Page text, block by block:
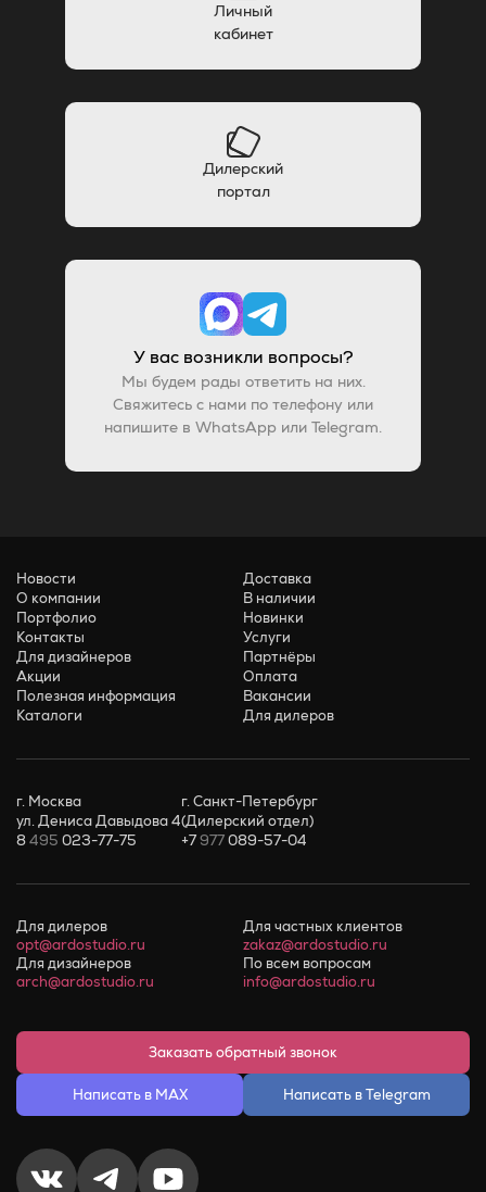
Личный
кабинет
Дилерский
портал
У вас возникли вопросы?
Мы будем рады ответить на них.
Свяжитесь с нами по телефону или
напишите в WhatsApp или Telegram.
Новости
О компании
Портфолио
Контакты
Для дизайнеров
Акции
Полезная информация
Каталоги
Доставка
В наличии
Новинки
Услуги
Партнёры
Оплата
Вакансии
Для дилеров
г. Москва
ул. Дениса Давыдова 4
8495 023-77-75
г. Санкт-Петербург
(Дилерский отдел)
+7977089-57-04
Для дилеров
opt@ardostudio.ru
Для частных клиентов
zakaz@ardostudio.ru
Для дизайнеров
arch@ardostudio.ru
По всем вопросам
info@ardostudio.ru
Заказать обратный звонок
Написать в MAX Написать в Telegram